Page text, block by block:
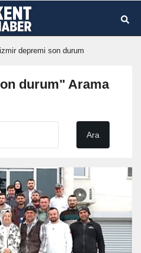
izmir depremi son durum
durum" Arama